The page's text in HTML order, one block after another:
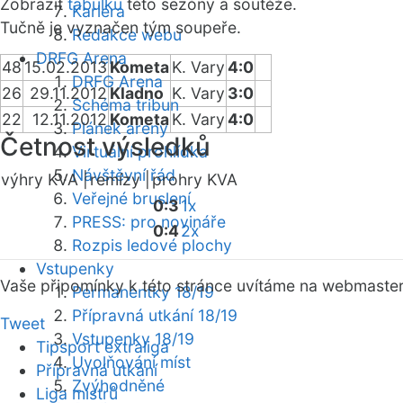
Kariéra
Redakce webu
DRFG Arena
DRFG Arena
Schéma tribun
Plánek areny
Virtuální prohlídka
Návštěvní řád
Veřejné bruslení
PRESS: pro novináře
Rozpis ledové plochy
Vstupenky
Permanentky 18/19
Přípravná utkání 18/19
Vstupenky 18/19
Uvolňování míst
Zvýhodněné
Zobrazit tabulku této sezóny a soutěže.
Tučně je vyznačen tým soupeře.
4815.02.2013KometaK. Vary4:0
26 29.11.2012Kladno K. Vary 3:0
22
12.11.2012 KometaK. Vary4:0
Četnost výsledků
výhry KVA |remízy | prohry KVA
0:31x
0:42x
Vaše připomínky k této stránce uvítáme na webmaster
Tweet
Tipsport extraliga
Přípravná utkání
Liga mistrů